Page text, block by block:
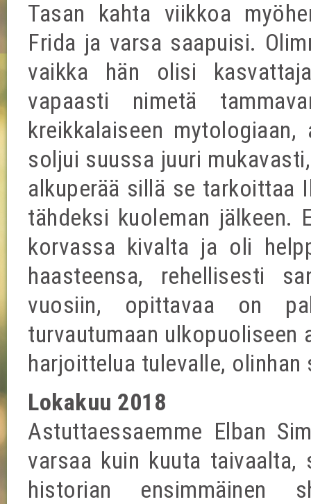
Tasan kahta viikkoa
Frida ja varsa saapuisi.
vaikka hän olisi
vapaasti nimetä
kreikkalaiseen
soljui suussa juuri
alkuperää sillä se tarkoittaa
tähdeksi kuoleman jälkeen.
korvassa kivalta ja oli
haasteensa, rehellisesti
vuosiin, opittavaa on
turvautumaan ulkopuoliseen
harjoittelua tulevalle,
Lokakuu 2018
Astuttaessaemme Elban
varsaa kuin kuuta
historian ensimmäinen